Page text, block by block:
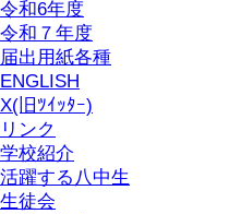
令和6年度
令和７年度
届出用紙各種
ENGLISH
X(旧ﾂｲｯﾀｰ)
リンク
学校紹介
活躍する八中生
生徒会